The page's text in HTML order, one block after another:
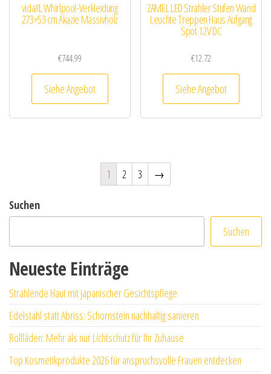
vidaXL Whirlpool-Verkleidung
273×53 cm Akazie Massivholz
€744.99
Siehe Angebot
ZAMEL LED Strahler Stufen Wand
Leuchte Treppen Haus Aufgang
Spot 12V DC
€12.72
Siehe Angebot
1 2 3 →
Suchen
Suchen
Neueste Einträge
Strahlende Haut mit japanischer Gesichtspflege
Edelstahl statt Abriss: Schornstein nachhaltig sanieren
Rollläden: Mehr als nur Lichtschutz für Ihr Zuhause
Top Kosmetikprodukte 2026 für anspruchsvolle Frauen entdecken